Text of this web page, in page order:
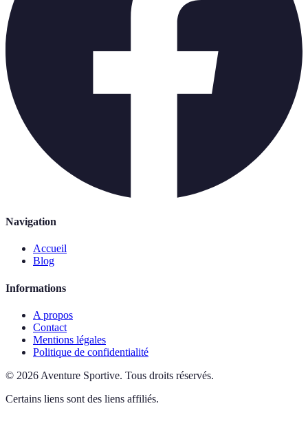
Navigation
Accueil
Blog
Informations
A propos
Contact
Mentions légales
Politique de confidentialité
© 2026 Aventure Sportive. Tous droits réservés.
Certains liens sont des liens affiliés.